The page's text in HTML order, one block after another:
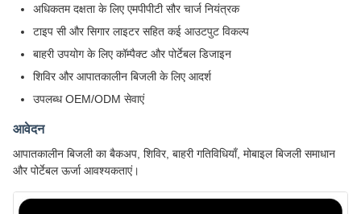
अधिकतम दक्षता के लिए एमपीपीटी सौर चार्ज नियंत्रक
टाइप सी और सिगार लाइटर सहित कई आउटपुट विकल्प
बाहरी उपयोग के लिए कॉम्पैक्ट और पोर्टेबल डिजाइन
शिविर और आपातकालीन बिजली के लिए आदर्श
उपलब्ध OEM/ODM सेवाएं
आवेदन
आपातकालीन बिजली का बैकअप, शिविर, बाहरी गतिविधियाँ, मोबाइल बिजली समाधान
और पोर्टेबल ऊर्जा आवश्यकताएं।